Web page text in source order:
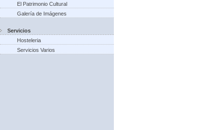
El Patrimonio Cultural
Galería de Imágenes
Servicios
Hosteleria
Servicios Varios